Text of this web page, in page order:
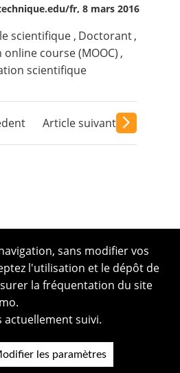
fr, 8 mars 2016
scientifique , Doctorant,
online course (MOOC) ,
scientifique
Article suivant
sans modifier vos
l'utilisation et le dépôt de
la fréquentation du site
actuellement suivi.
les paramètres